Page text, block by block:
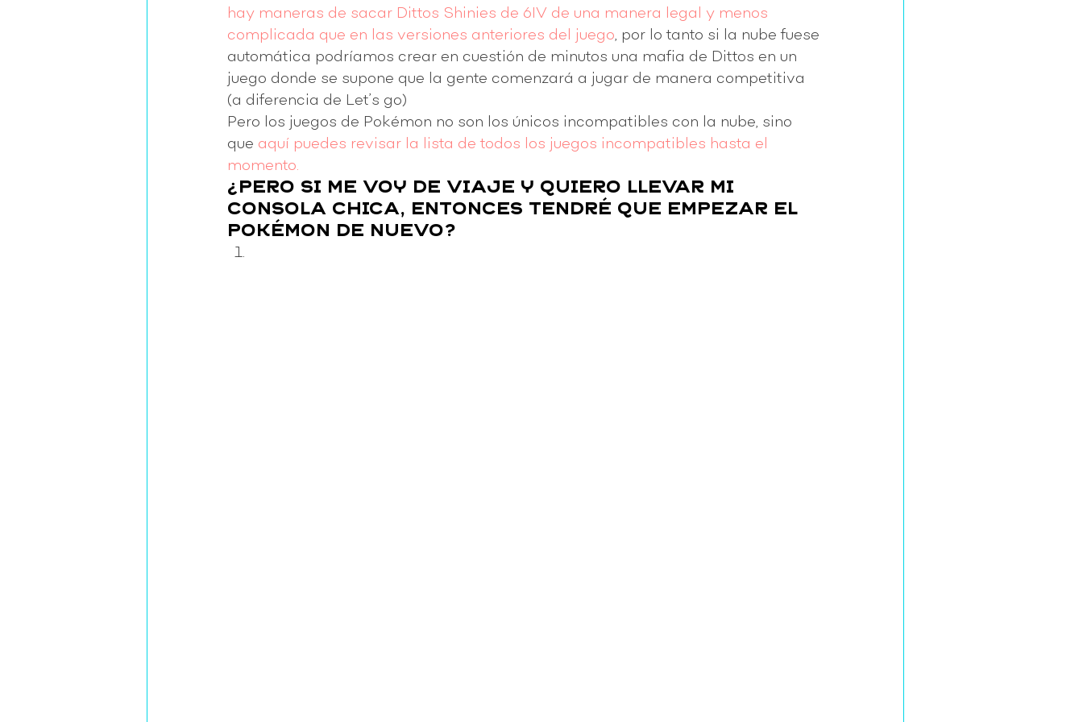
hay maneras de sacar Dittos Shinies de 6IV de una manera legal y menos
complicada que en las versiones anteriores del juego , por lo tanto si la nube fuese
automática podríamos crear en cuestión de minutos una mafia de Dittos en un
juego donde se supone que la gente comenzará a jugar de manera competitiva
(a diferencia de Let’s go)
Pero los juegos de Pokémon no son los únicos incompatibles con la nube, sino
que aquí puedes revisar la lista de todos los juegos incompatibles hasta el
momento.
¿PERO SI ME VOY DE VIAJE Y QUIERO LLEVAR MI
CONSOLA CHICA, ENTONCES TENDRÉ QUE EMPEZAR EL
POKÉMON DE NUEVO?